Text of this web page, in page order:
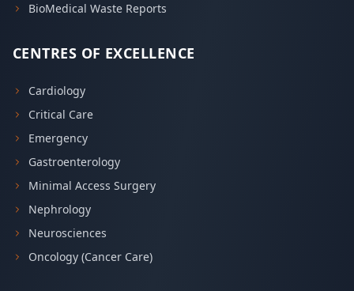
BioMedical Waste Reports
CENTRES OF EXCELLENCE
Cardiology
Critical Care
Emergency
Gastroenterology
Minimal Access Surgery
Nephrology
Neurosciences
Oncology (Cancer Care)